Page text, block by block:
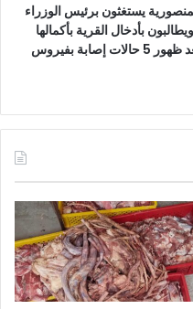
يستغثون برئيس الوزراء
بأدخال القرية بأكمالها
للحجر الصحي بعد ظهور 5 حالات إصابة بفيروس